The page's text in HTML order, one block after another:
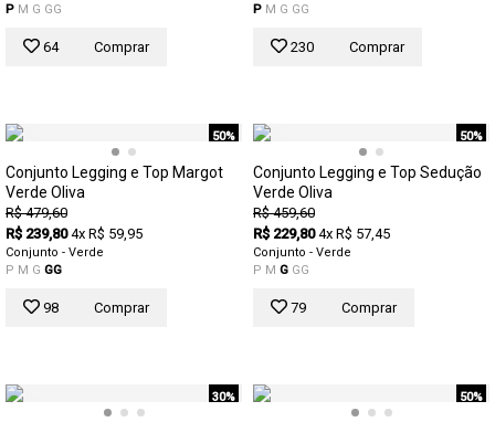
P M G GG
64 Comprar
P M G GG
230 Comprar
50%
Conjunto Legging e Top Margot
Verde Oliva
R$ 479,60
R$ 239,80 4x R$ 59,95
Conjunto - Verde
P M G GG
98 Comprar
50%
Conjunto Legging e Top Sedução
Verde Oliva
R$ 459,60
R$ 229,80 4x R$ 57,45
Conjunto - Verde
P M G GG
79 Comprar
30% 50%